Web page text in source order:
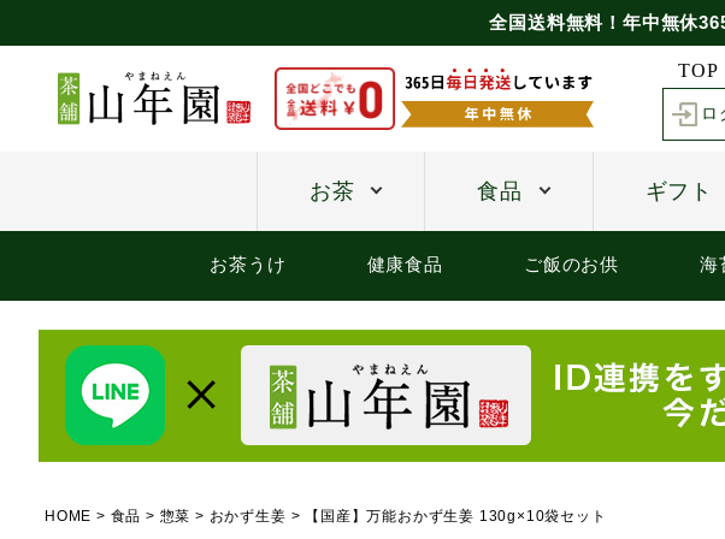
全国送料無料！年中無休
TOP
ロ
お茶 食品 ギフト
お茶うけ 健康食品 ご飯のお供 海
HOME 食品 惣菜 おかず生姜 【国産】万能おかず生姜 130g×10袋セット